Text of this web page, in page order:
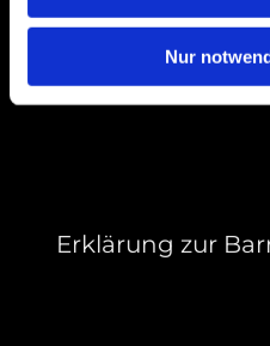
Nur
Erklärung zur